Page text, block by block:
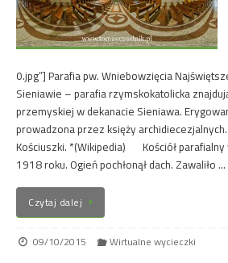
0.jpg”] Parafia pw. Wniebowzięcia
Sieniawie – parafia rzymskokatolicka
przemyskiej w dekanacie Sieniawa.
prowadzona przez księży
Kościuszki. *(Wikipedia) Kościół parafialny
1918 roku. Ogień pochłonął dach. Zawaliło …
Czytaj dalej
09/10/2015 Wirtualne wycieczki